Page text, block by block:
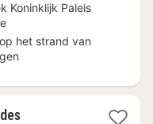
Koninklijk Paleis
het strand van
1